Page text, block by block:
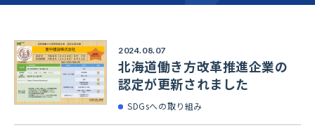
2024.08.07
北海道働き方改革推進企業の
認定が更新されました
SDGsへの取り組み